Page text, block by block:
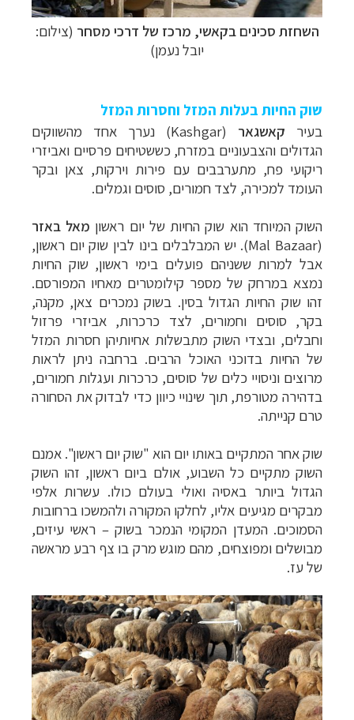
השחזת סכינים בקאשי, מרכז של דרכי מסחר (צילום:
יובל נעמן)
שוק החיות בעלות המזל וחסרות המזל
בעיר קאשגאר (Kashgar)
נערך אחד מהשווקים
הגדולים והצבעוניים במזרח, כששטיחים פרסיים ואביזרי
ריקועי פח, מתערבבים עם פירות וירקות, צאן ובקר
העומד למכירה, לצד חמורים, סוסים וגמלים.
השוק המיוחד הוא שוק החיות של יום ראשון מאל באזר
(
Mal Bazaar). יש המבלבלים בינו לבין שוק יום ראשון,
אבל למרות ששניהם פועלים בימי ראשון, שוק החיות
נמצא במרחק של מספר קילומטרים מאחיו המפורסם.
זהו שוק החיות הגדול בסין. בשוק נמכרים צאן, מקנה,
בקר, סוסים וחמורים, לצד כרכרות, אביזרי פרזול
וחבלים, ובצדי השוק מתבשלות אחיותיהן חסרות המזל
של החיות בדוכני האוכל הרבים. ברחבה ניתן לראות
מרוצים וניסויי כלים של סוסים, כרכרות ועגלות חמורים,
בדהירה מטורפת, תוך שינויי כיוון כדי לבדוק את הסחורה
טרם קנייתה.
שוק אחר המתקיים באותו יום הוא "שוק יום ראשון". אמנם
השוק מתקיים כל השבוע, אולם ביום ראשון, זהו השוק
הגדול ביותר באסיה ואולי בעולם כולו. עשרות אלפי
מבקרים מגיעים אליו, לחלקו המקורה ולהמשכו ברחובות
הסמוכים. המעדן המקומי הנמכר בשוק– ראשי עיזים,
מבושלים ומפוצחים, מהם מוגש מרק בו צף רבע מראשה
של עז.